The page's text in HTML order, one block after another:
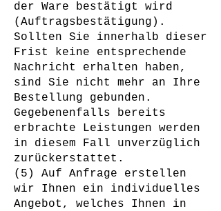
der Ware bestätigt wird
(Auftragsbestätigung).
Sollten Sie innerhalb dieser
Frist keine entsprechende
Nachricht erhalten haben,
sind Sie nicht mehr an Ihre
Bestellung gebunden.
Gegebenenfalls bereits
erbrachte Leistungen werden
in diesem Fall unverzüglich
zurückerstattet.
(5) Auf Anfrage erstellen
wir Ihnen ein individuelles
Angebot, welches Ihnen in